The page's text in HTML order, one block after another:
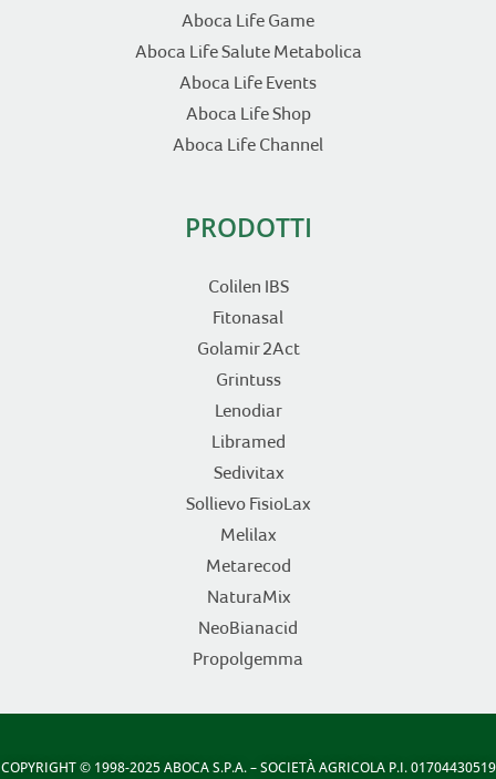
Aboca Life Game
Aboca Life Salute Metabolica
Aboca Life Events
Aboca Life Shop
Aboca Life Channel
PRODOTTI
Colilen IBS
Fitonasal
Golamir 2Act
Grintuss
Lenodiar
Libramed
Sedivitax
Sollievo FisioLax
Melilax
Metarecod
NaturaMix
NeoBianacid
Propolgemma
COPYRIGHT© 1998-2025 ABOCA S.P.A. – SOCIETÀ AGRICOLA P.I. 01704430519